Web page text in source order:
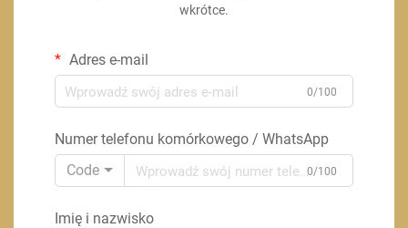
wkrótce.
Adres e-mail
0/100
Numer telefonu komórkowego / WhatsApp
Code
0/100
Imię i nazwisko